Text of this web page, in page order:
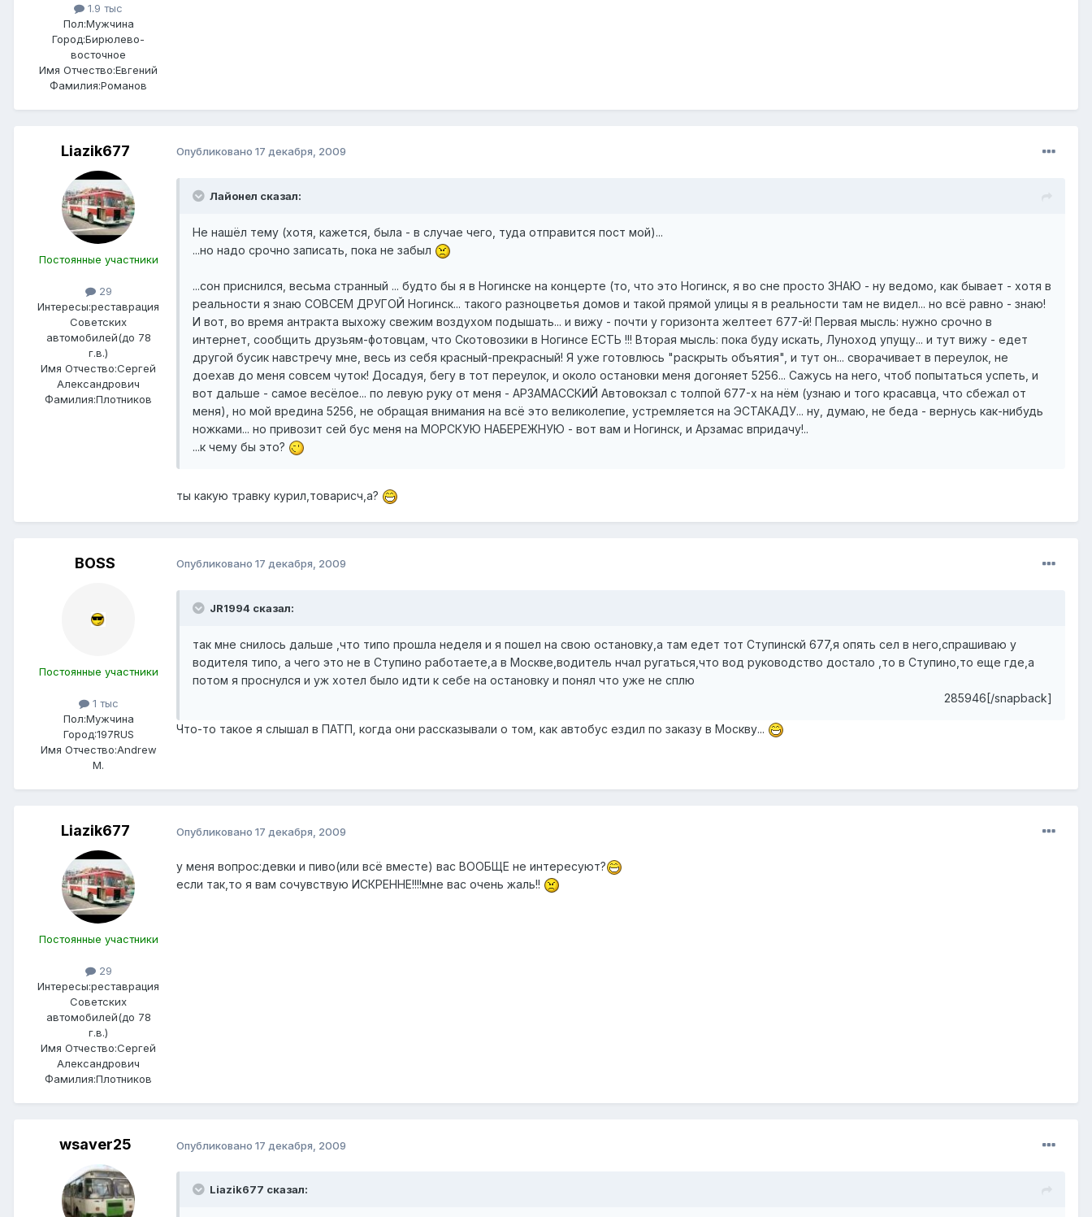
1.9 тыс
Пол:Мужчина
Город:Бирюлево-
восточное
Имя Отчество:Евгений
Фамилия:Романов
Liazik677
Постоянные участники
29
Интересы:реставрация
Советских
автомобилей(до 78
г.в.)
Имя Отчество:Сергей
Александрович
Фамилия:Плотников
Опубликовано 17 декабря, 2009
Лайонел сказал:
Не нашёл тему (хотя, кажется, была - в случае чего, туда отправится пост мой)...
...но надо срочно записать, пока не забыл
...сон приснился, весьма странный ... будто бы я в Ногинске на концерте (то, что это Ногинск, я во сне просто ЗНАЮ - ну ведомо, как бывает - хотя в
реальности я знаю СОВСЕМ ДРУГОЙ Ногинск... такого разноцветья домов и такой прямой улицы я в реальности там не видел... но всё равно - знаю!
И вот, во время антракта выхожу свежим воздухом подышать... и вижу - почти у горизонта желтеет 677-й! Первая мысль: нужно срочно в
интернет, сообщить друзьям-фотовцам, что Скотовозики в Ногинсе ЕСТЬ !!! Вторая мысль: пока буду искать, Луноход упущу... и тут вижу - едет
другой бусик навстречу мне, весь из себя красный-прекрасный! Я уже готовлюсь "раскрыть объятия", и тут он... сворачивает в переулок, не
доехав до меня совсем чуток! Досадуя, бегу в тот переулок, и около остановки меня догоняет 5256... Сажусь на него, чтоб попытаться успеть, и
вот дальше - самое весёлое... по левую руку от меня - АРЗАМАССКИЙ Автовокзал с толпой 677-х на нём (узнаю и того красавца, что сбежал от
меня), но мой вредина 5256, не обращая внимания на всё это великолепие, устремляется на ЭСТАКАДУ... ну, думаю, не беда - вернусь как-нибудь
ножками... но привозит сей бус меня на МОРСКУЮ НАБЕРЕЖНУЮ - вот вам и Ногинск, и Арзамас впридачу!..
...к чему бы это?
ты какую травку курил,товарисч,а?
BOSS
Постоянные участники
1 тыс
Пол:Мужчина
Город:197RUS
Имя Отчество:Andrew
M.
Опубликовано 17 декабря, 2009
JR1994 сказал:
так мне снилось дальше ,что типо прошла неделя и я пошел на свою остановку,а там едет тот Ступинскй 677,я опять сел в него,спрашиваю у
водителя типо, а чего это не в Ступино работаете,а в Москве,водитель нчал ругаться,что вод руководство достало ,то в Ступино,то еще где,а
потом я проснулся и уж хотел было идти к себе на остановку и понял что уже не сплю
285946[/snapback]
Что-то такое я слышал в ПАТП, когда они рассказывали о том, как автобус ездил по заказу в Москву...
Liazik677
Постоянные участники
29
Интересы:реставрация
Советских
автомобилей(до 78
г.в.)
Имя Отчество:Сергей
Александрович
Фамилия:Плотников
Опубликовано 17 декабря, 2009
у меня вопрос:девки и пиво(или всё вместе) вас ВООБЩЕ не интересуют?
если так,то я вам сочувствую ИСКРЕННЕ!!!!мне вас очень жаль!!
wsaver25 Опубликовано 17 декабря, 2009
Liazik677 сказал: